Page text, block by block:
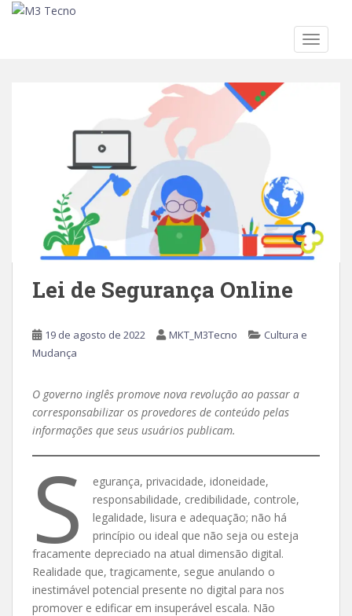
Lei de Segurança Online
19 de agosto de 2022 MKT_M3Tecno
Cultura e
Mudança
O governo inglês promove nova revolução ao passar a
corresponsabilizar os provedores de conteúdo pelas
informações que seus usuários publicam.
S
egurança, privacidade, idoneidade,
responsabilidade, credibilidade, controle,
legalidade, lisura e adequação; não há
princípio ou ideal que não seja ou esteja
fracamente depreciado na atual dimensão digital.
Realidade que, tragicamente, segue anulando o
inestimável potencial presente no digital para nos
promover e edificar em insuperável escala. Não